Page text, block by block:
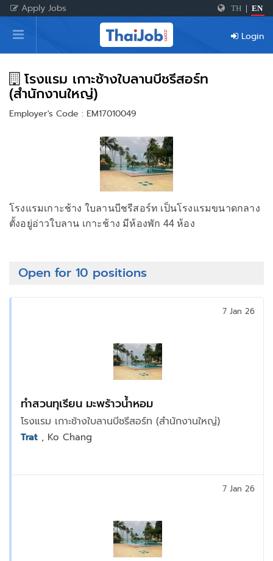
Apply Jobs TH EN
Home
Login
Register
Login
โรงแรม เกาะช้างใบลานบีชรีสอร์ท
(สำนักงานใหญ่)
Employer's Code : EM17010049
โรงแรมเกาะช้าง ใบลานบีชรีสอร์ท เป็นโรงแรมขนาดกลาง
ตั้งอยู่อ่าวใบลาน เกาะช้าง มีห้องพัก 44 ห้อง
Open for 10 positions
ทำสวนทุเรียน มะพร้าวน้ำหอม
โรงแรม เกาะช้างใบลานบีชรีสอร์ท (สำนักงานใหญ่)
7 Jan 26
Trat , Ko Chang
7 Jan 26